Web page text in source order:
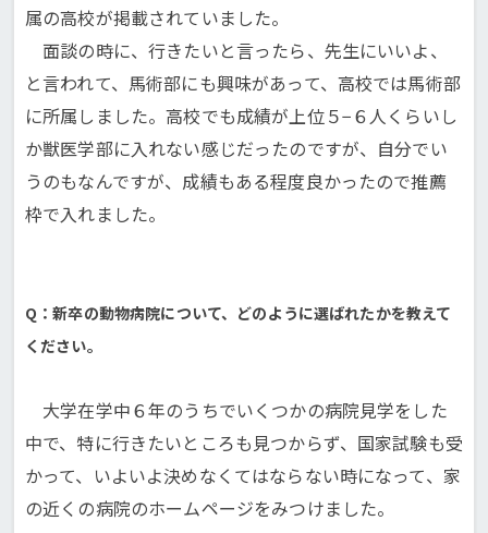
属の高校が掲載されていました。
面談の時に、行きたいと言ったら、先生にいいよ、
と言われて、馬術部にも興味があって、高校では馬術部
に所属しました。高校でも成績が上位５−６人くらいし
か獣医学部に入れない感じだったのですが、自分でい
うのもなんですが、成績もある程度良かったので推薦
枠で入れました。
Q：新卒の動物病院について、どのように選ばれたかを教えて
ください。
大学在学中６年のうちでいくつかの病院見学をした
中で、特に行きたいところも見つからず、国家試験も受
かって、いよいよ決めなくてはならない時になって、家
の近くの病院のホームページをみつけました。